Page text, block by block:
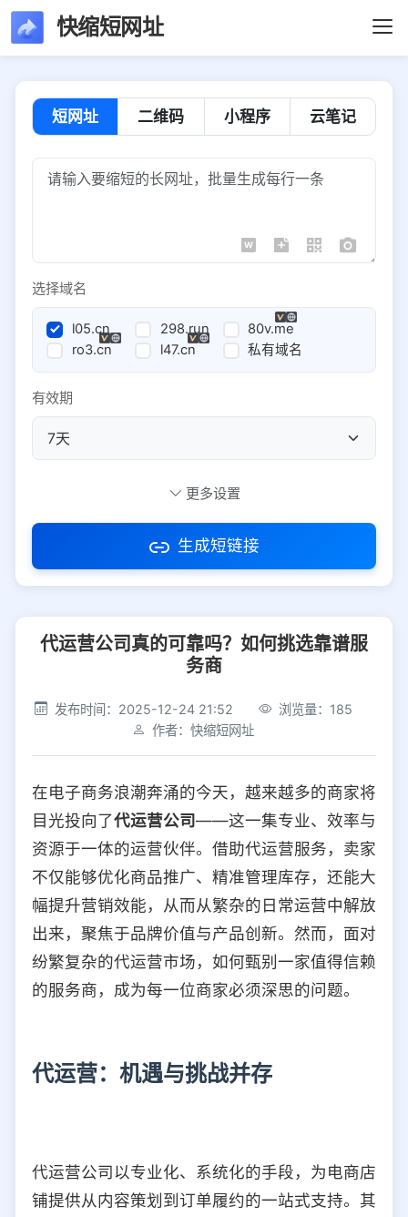
快缩短网址
短网址 二维码 小程序 云笔记
选择域名
l05.cn 298.run
80v.me
ro3.cn
l47.cn 私有域名
有效期
访问密码
社交平台 电商平台
选择防红平台类型，避免链接被拦截
平台设置
iOS Android PC 其他
选择允许访问的平台类型
更多设置
生成短链接
代运营公司真的可靠吗？如何挑选靠谱服
务商
发布时间：2025-12-24 21:52
浏览量：185
作者：快缩短网址
在电子商务浪潮奔涌的今天，越来越多的商家将
目光投向了代运营公司——这一集专业、效率与
资源于一体的运营伙伴。借助代运营服务，卖家
不仅能够优化商品推广、精准管理库存，还能大
幅提升营销效能，从而从繁杂的日常运营中解放
出来，聚焦于品牌价值与产品创新。然而，面对
纷繁复杂的代运营市场，如何甄别一家值得信赖
的服务商，成为每一位商家必须深思的问题。
代运营：机遇与挑战并存
代运营公司以专业化、系统化的手段，为电商店
铺提供从内容策划到订单履约的一站式支持。其